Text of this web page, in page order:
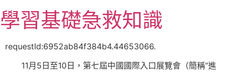
至
主
學習基礎急救知識
requestId:6952ab84f384b4.44653066.
11月5日至10日，第七屆中國國際入口展覽會（簡稱“進